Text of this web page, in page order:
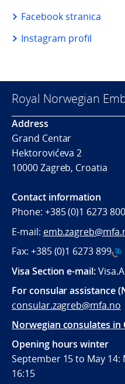
Facebook stranica
Instagram profil
Royal Norwegian
Address
Grand Centar
Hektorovićeva 2
10000 Zagreb, Croatia
Contact information
Phone: +385 (0)1 6273 800
E-mail:
Fax: +385 (0)1 6273 899
Visa Section e-mail:
For consular assistance
consular.zagreb@mfa.no
Norwegian consulates in
Opening hours winter
September 15 to May 14:
16:15